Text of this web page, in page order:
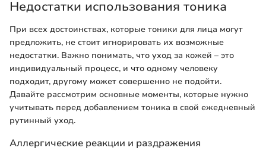
Недостатки использования тоника
При всех достоинствах, которые тоники для лица могут
предложить, не стоит игнорировать их возможные
недостатки. Важно понимать, что уход за кожей – это
индивидуальный процесс, и что одному человеку
подходит, другому может совершенно не подойти.
Давайте рассмотрим основные моменты, которые нужно
учитывать перед добавлением тоника в свой ежедневный
рутинный уход.
Аллергические реакции и раздражения